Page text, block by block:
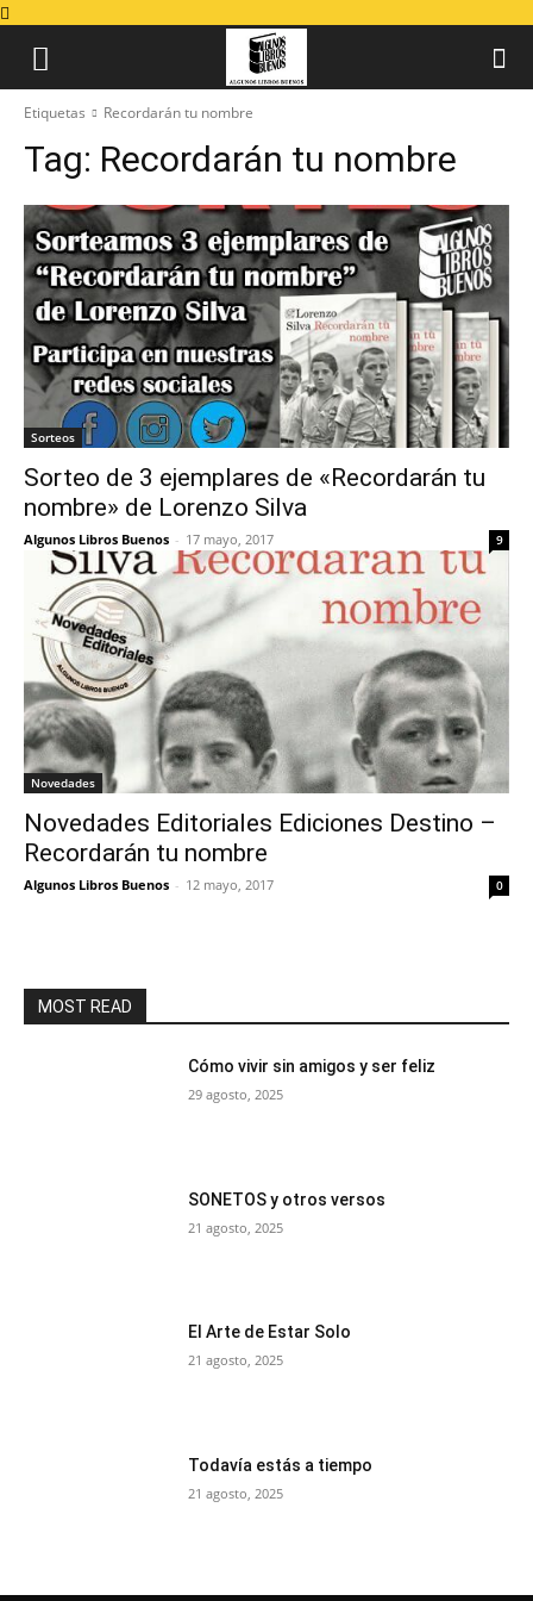
Etiquetas Recordarán tu nombre
Tag: Recordarán tu nombre
Sorteos
Sorteo de 3 ejemplares de «Recordarán tu
nombre» de Lorenzo Silva
Algunos Libros Buenos - 17 mayo, 2017 9
Novedades
Novedades Editoriales Ediciones Destino –
Recordarán tu nombre
Algunos Libros Buenos - 12 mayo, 2017 0
MOST READ
Cómo vivir sin amigos y ser feliz
29 agosto, 2025
SONETOS y otros versos
21 agosto, 2025
El Arte de Estar Solo
21 agosto, 2025
Todavía estás a tiempo
21 agosto, 2025